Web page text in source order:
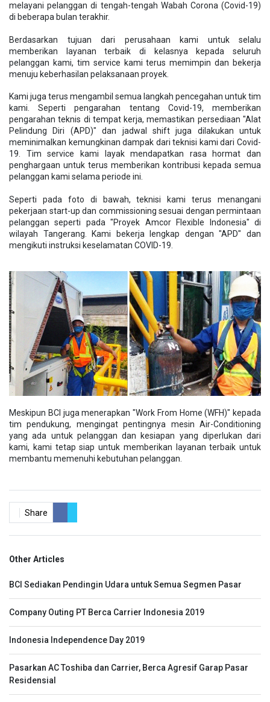
melayani pelanggan di tengah-tengah Wabah Corona (Covid-19)
di beberapa bulan terakhir.
Berdasarkan tujuan dari perusahaan kami untuk selalu
memberikan layanan terbaik di kelasnya kepada seluruh
pelanggan kami, tim service kami terus memimpin dan bekerja
menuju keberhasilan pelaksanaan proyek.
Kami juga terus mengambil semua langkah pencegahan untuk tim
kami. Seperti pengarahan tentang Covid-19, memberikan
pengarahan teknis di tempat kerja, memastikan persediaan "Alat
Pelindung Diri (APD)" dan jadwal shift juga dilakukan untuk
meminimalkan kemungkinan dampak dari teknisi kami dari Covid-
19. Tim service kami layak mendapatkan rasa hormat dan
penghargaan untuk terus memberikan kontribusi kepada semua
pelanggan kami selama periode ini.
Seperti pada foto di bawah, teknisi kami terus menangani
pekerjaan start-up dan commissioning sesuai dengan permintaan
pelanggan seperti pada "Proyek Amcor Flexible Indonesia" di
wilayah Tangerang. Kami bekerja lengkap dengan "APD" dan
mengikuti instruksi keselamatan COVID-19.
Meskipun BCI juga menerapkan "Work From Home (WFH)" kepada
tim pendukung, mengingat pentingnya mesin Air-Conditioning
yang ada untuk pelanggan dan kesiapan yang diperlukan dari
kami, kami tetap siap untuk memberikan layanan terbaik untuk
membantu memenuhi kebutuhan pelanggan.
Share
Other Articles
BCI Sediakan Pendingin Udara untuk Semua Segmen Pasar
Company Outing PT Berca Carrier Indonesia 2019
Indonesia Independence Day 2019
Pasarkan AC Toshiba dan Carrier, Berca Agresif Garap Pasar
Residensial